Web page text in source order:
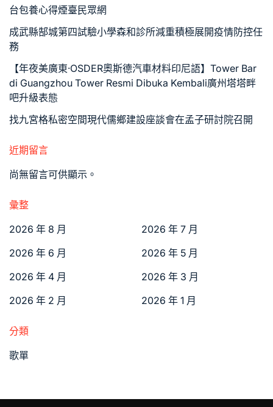
台包養心得煙臺民眾網
成武縣郜城第四試驗小學森和診所減重積極展開疫情防控任
務
【年夜美廣東·OSDER奧斯德汽車材料印尼語】Tower Bar
di Guangzhou Tower Resmi Dibuka Kembali廣州塔塔畔
吧升級表態
找九宮格私密空間現代儒鄉建設座談會在孟子研討院召開
近期留言
尚無留言可供顯示。
彙整
2026 年 8 月
2026 年 7 月
2026 年 6 月
2026 年 5 月
2026 年 4 月
2026 年 3 月
2026 年 2 月
2026 年 1 月
分類
歌單